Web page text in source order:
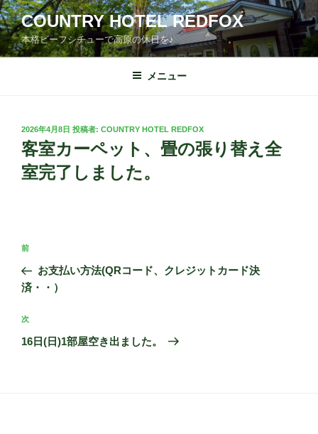
コ
ン
テ
ン
へ
COUNTRY HOTEL REDFOX
本格ビーフシチューで高原の休日を♪
メニュー
投
稿
日:
2026年4月8日 投稿者: COUNTRY HOTEL REDFOX
客室カーペット、畳の張り替え全
室完了しました。
投
ナ
ゲ
ー
前
の
投
前
お支払い方法(QRコード、クレジットカード決
済・・）
次
の
次
16日(日)1部屋空き出ました。